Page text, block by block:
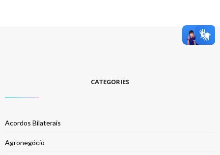
CATEGORIES
Acordos Bilaterais
Agronegócio